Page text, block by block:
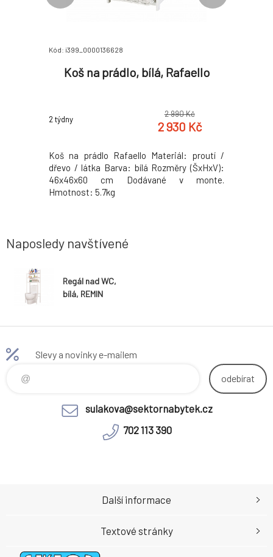
Kód: i399_0000136628
Koš na prádlo, bílá, Rafaello
2 týdny
2 990 Kč
2 930 Kč
Koš na prádlo Rafaello Materiál: proutí /
dřevo / látka Barva: bílá Rozměry (ŠxHxV):
46x46x60 cm Dodávané v monte.
Hmotnost: 5.7kg
Naposledy navštívené
Regál nad WC,
bílá, REMIN
Slevy a novinky e-mailem
odebírat
sulakova@sektornabytek.cz
702 113 390
Další informace
Textové stránky